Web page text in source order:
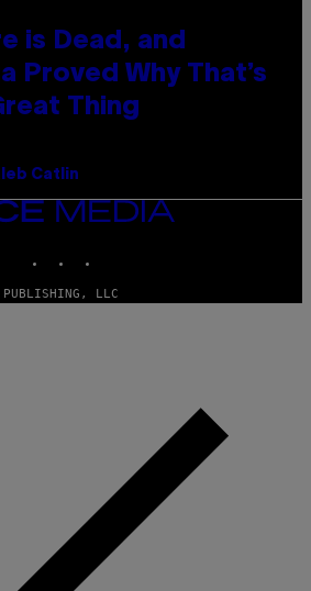
is Dead, and
Proved Why That’s
Thing
Catlin
LLC